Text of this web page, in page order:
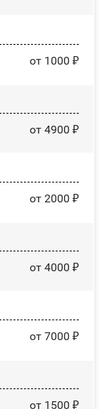
от 1000 ₽
от 4900 ₽
от 2000 ₽
от 4000 ₽
от 7000 ₽
от 1500 ₽